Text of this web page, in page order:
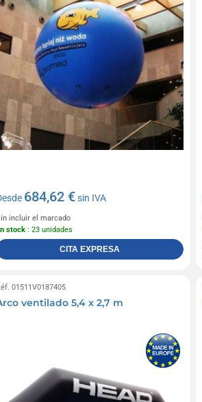
684,62 €sin IVA
incluir el marcado
stock: 23 unidades
CITA EXPRESA
01511V0187405
ventilado 5,4 x 2,7 m